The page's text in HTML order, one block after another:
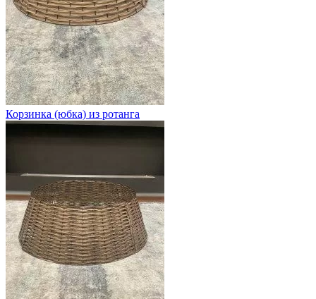
Корзинка (юбка) из ротанга